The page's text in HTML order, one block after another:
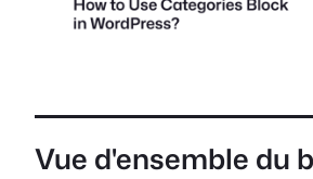
Vue d'ensemble du